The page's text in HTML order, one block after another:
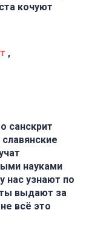
кочуют
,
санскрит
науками
нас узнают по
выдают за
всё это